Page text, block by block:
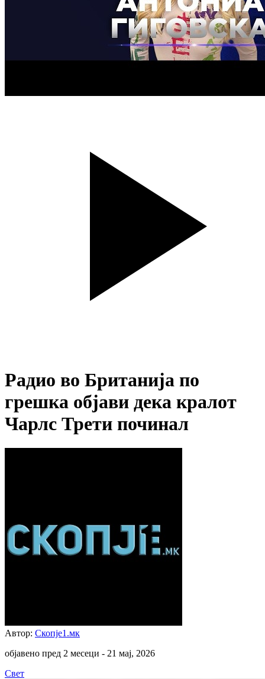
Радио во Британија по
грешка објави дека кралот
Чарлс Трети починал
Автор: Скопје1.мк
објавено пред 2 месеци - 21 мај, 2026
Свет